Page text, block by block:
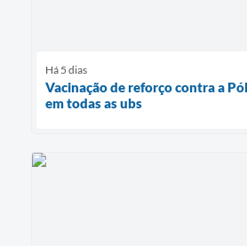
Há 5 dias
Vacinação de reforço contra a
em todas as ubs